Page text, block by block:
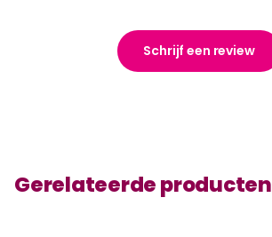
Schrijf een review
Gerelateerde producten